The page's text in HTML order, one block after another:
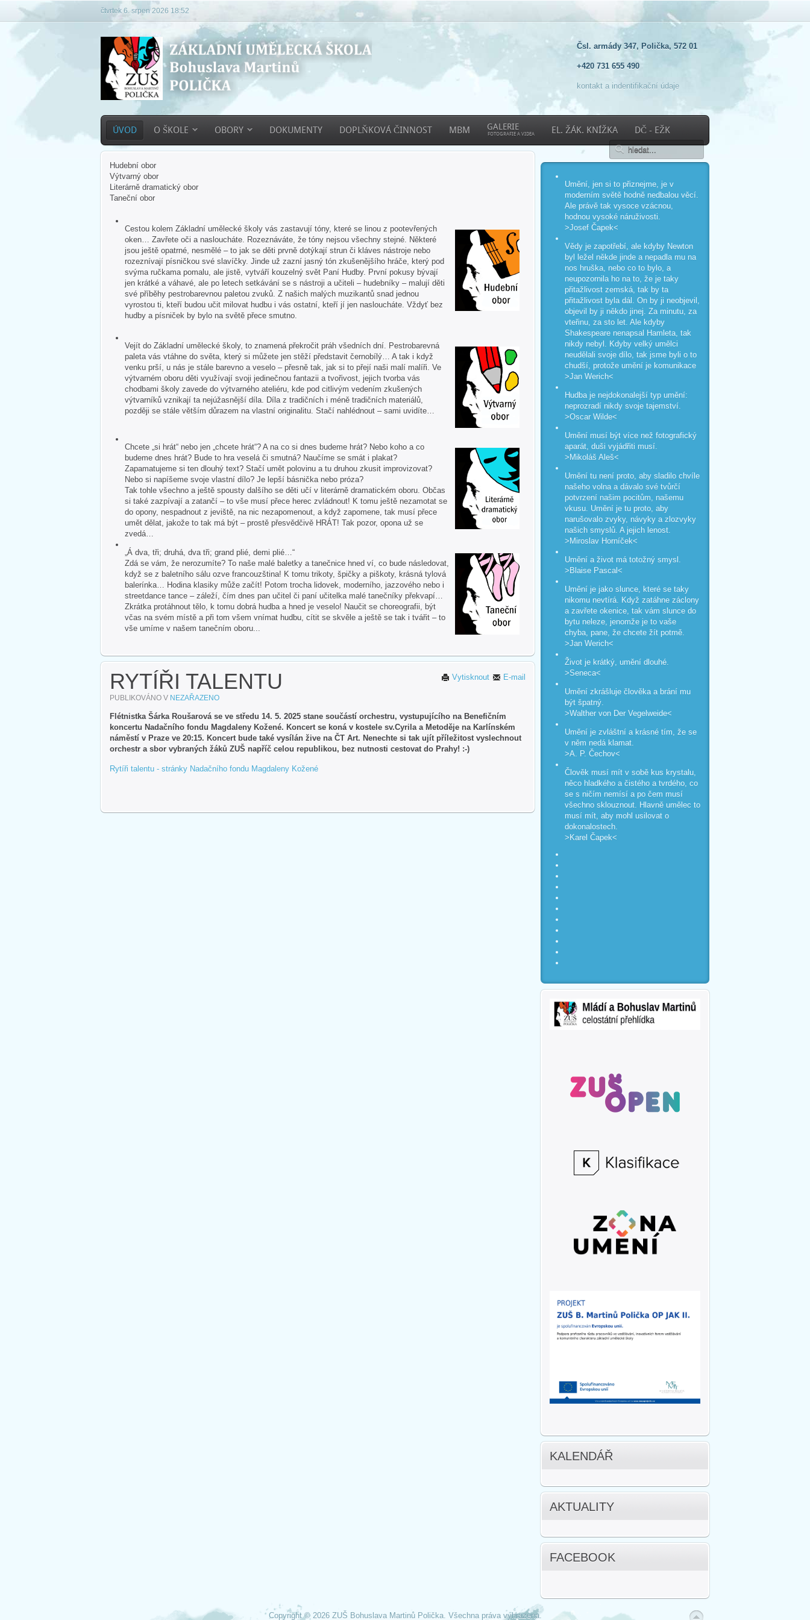
čtvrtek 6. srpen 2026 18:52
Čsl. armády 347, Polička, 572 01
+420 731 655 490
kontakt a indentifikační údaje
ÚVOD O ŠKOLE OBORY DOKUMENTY DOPLŇKOVÁ ČINNOST MBM GALERIE
FOTOGRAFIE A VIDEA EL. ŽÁK. KNÍŽKA DČ - EŽK
Hudební obor
Výtvarný obor
Literárně dramatický obor
Taneční obor
Cestou kolem Základní umělecké školy vás zastavují tóny, které se linou z pootevřených
oken… Zavřete oči a nasloucháte. Rozeznáváte, že tóny nejsou všechny stejné. Některé
jsou ještě opatrné, nesmělé – to jak se děti prvně dotýkají strun či kláves nástroje nebo
rozeznívají písničkou své slavíčky. Jinde už zazní jasný tón zkušenějšího hráče, který pod
svýma ručkama pomalu, ale jistě, vytváří kouzelný svět Paní Hudby. První pokusy bývají
jen krátké a váhavé, ale po letech setkávání se s nástroji a učiteli – hudebníky – malují děti
své příběhy pestrobarevnou paletou zvuků. Z našich malých muzikantů snad jednou
vyrostou ti, kteří budou učit milovat hudbu i vás ostatní, kteří jí jen nasloucháte. Vždyť bez
hudby a písniček by bylo na světě přece smutno.
Vejít do Základní umělecké školy, to znamená překročit práh všedních dní. Pestrobarevná
paleta vás vtáhne do světa, který si můžete jen stěží představit černobílý… A tak i když
venku prší, u nás je stále barevno a veselo – přesně tak, jak si to přejí naši malí malíři. Ve
výtvarném oboru děti využívají svoji jedinečnou fantazii a tvořivost, jejich tvorba vás
chodbami školy zavede do výtvarného ateliéru, kde pod citlivým vedením zkušených
výtvarníků vznikají ta nejúžasnější díla. Díla z tradičních i méně tradičních materiálů,
později se stále větším důrazem na vlastní originalitu. Stačí nahlédnout – sami uvidíte…
Chcete „si hrát“ nebo jen „chcete hrát“? A na co si dnes budeme hrát? Nebo koho a co
budeme dnes hrát? Bude to hra veselá či smutná? Naučíme se smát i plakat?
Zapamatujeme si ten dlouhý text? Stačí umět polovinu a tu druhou zkusit improvizovat?
Nebo si napíšeme svoje vlastní dílo? Je lepší básnička nebo próza?
Tak tohle všechno a ještě spousty dalšího se děti učí v literárně dramatickém oboru. Občas
si také zazpívají a zatančí – to vše musí přece herec zvládnout! K tomu ještě nezamotat se
do opony, nespadnout z jeviště, na nic nezapomenout, a když zapomene, tak musí přece
umět dělat, jakože to tak má být – prostě přesvědčivě HRÁT! Tak pozor, opona už se
zvedá…
„Á dva, tři; druhá, dva tři; grand plié, demi plié…“
Zdá se vám, že nerozumíte? To naše malé baletky a tanečnice hned ví, co bude následovat,
když se z baletního sálu ozve francouzština! K tomu trikoty, špičky a piškoty, krásná tylová
balerínka… Hodina klasiky může začít! Potom trocha lidovek, moderního, jazzového nebo i
streetdance tance – záleží, čím dnes pan učitel či paní učitelka malé tanečníky překvapí…
Zkrátka protáhnout tělo, k tomu dobrá hudba a hned je veselo! Naučit se choreografii, být
včas na svém místě a při tom všem vnímat hudbu, cítit se skvěle a ještě se tak i tvářit – to
vše umíme v našem tanečním oboru...
E-mail
Vytisknout
RYTÍŘI TALENTU
PUBLIKOVÁNO V NEZAŘAZENO
Flétnistka Šárka Roušarová se ve středu 14. 5. 2025 stane součástí orchestru, vystupujícího na Benefičním
koncertu Nadačního fondu Magdaleny Kožené. Koncert se koná v kostele sv.Cyrila a Metoděje na Karlínském
náměstí v Praze ve 20:15. Koncert bude také vysílán žive na ČT Art. Nenechte si tak ujít příležitost vyslechnout
orchestr a sbor vybraných žáků ZUŠ napříč celou republikou, bez nutnosti cestovat do Prahy! :-)
Rytíři talentu - stránky Nadačního fondu Magdaleny Kožené
Umění, jen si to přiznejme, je v
moderním světě hodně nedbalou věcí.
Ale právě tak vysoce vzácnou,
hodnou vysoké náruživosti.
>Josef Čapek<
Vědy je zapotřebí, ale kdyby Newton
byl ležel někde jinde a nepadla mu na
nos hruška, nebo co to bylo, a
neupozornila ho na to, že je taky
přitažlivost zemská, tak by ta
přitažlivost byla dál. On by ji neobjevil,
objevil by ji někdo jinej. Za minutu, za
vteřinu, za sto let. Ale kdyby
Shakespeare nenapsal Hamleta, tak
nikdy nebyl. Kdyby velký umělci
neudělali svoje dílo, tak jsme byli o to
chudší, protože umění je komunikace
>Jan Werich<
Hudba je nejdokonalejší typ umění:
neprozradí nikdy svoje tajemství.
>Oscar Wilde<
Umění musí být více než fotografický
aparát, duši vyjádřiti musí.
>Mikoláš Aleš<
Umění tu není proto, aby sladilo chvíle
našeho volna a dávalo své tvůrčí
potvrzení našim pocitům, našemu
vkusu. Umění je tu proto, aby
narušovalo zvyky, návyky a zlozvyky
našich smyslů. A jejich lenost.
>Miroslav Horníček<
Umění a život má totožný smysl.
>Blaise Pascal<
Umění je jako slunce, které se taky
nikomu nevtírá. Když zatáhne záclony
a zavřete okenice, tak vám slunce do
bytu neleze, jenomže je to vaše
chyba, pane, že chcete žít potmě.
>Jan Werich<
Život je krátký, umění dlouhé.
>Seneca<
Umění zkrášluje člověka a brání mu
být špatný.
>Walther von Der Vegelweide<
Umění je zvláštní a krásné tím, že se
v něm nedá klamat.
>A. P. Čechov<
Člověk musí mít v sobě kus krystalu,
něco hladkého a čistého a tvrdého, co
se s ničím nemísí a po čem musí
všechno sklouznout. Hlavně umělec to
musí mít, aby mohl usilovat o
dokonalostech.
>Karel Čapek<
KALENDÁŘ
AKTUALITY
FACEBOOK
Copyright © 2026 ZUŠ Bohuslava Martinů Polička. Všechna práva vyhrazena.